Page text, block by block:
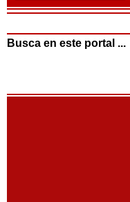
Busca en este portal ...